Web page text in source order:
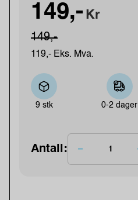
149,- Kr
149,-
119,- Eks. Mva.
9 stk 0-2 dager
Antall: